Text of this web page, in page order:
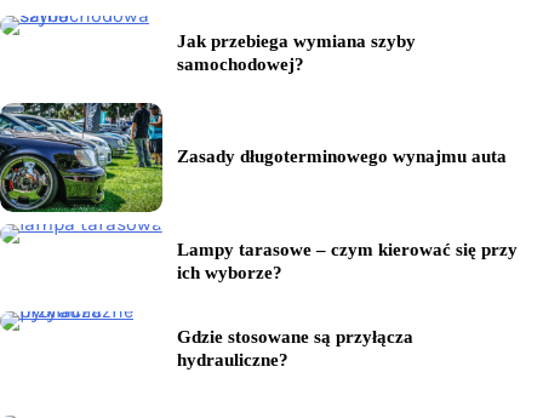
Jak przebiega wymiana szyby
samochodowej?
Zasady długoterminowego wynajmu auta
Lampy tarasowe – czym kierować się przy
ich wyborze?
Gdzie stosowane są przyłącza
hydrauliczne?